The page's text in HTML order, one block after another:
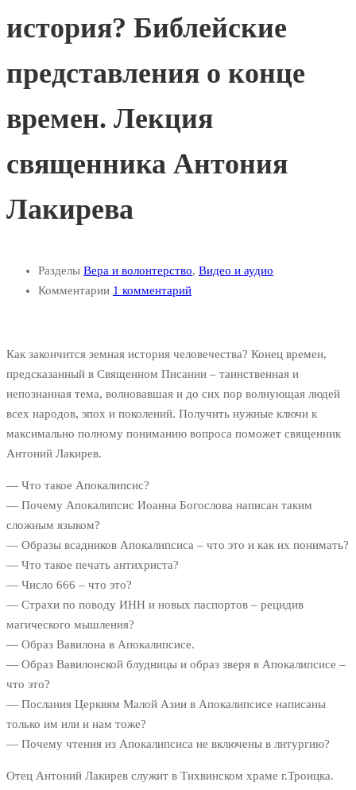
история? Библейские
представления о конце
времен. Лекция
священника Антония
Лакирева
Разделы Вера и волонтерство, Видео и аудио
Комментарии 1 комментарий
Как закончится земная история человечества? Конец времен,
предсказанный в Священном Писании – таинственная и
непознанная тема, волновавшая и до сих пор волнующая людей
всех народов, эпох и поколений. Получить нужные ключи к
максимально полному пониманию вопроса поможет священник
Антоний Лакирев.
— Что такое Апокалипсис?
— Почему Апокалипсис Иоанна Богослова написан таким
сложным языком?
— Образы всадников Апокалипсиса – что это и как их понимать?
— Что такое печать антихриста?
— Число 666 – что это?
— Страхи по поводу ИНН и новых паспортов – рецидив
магического мышления?
— Образ Вавилона в Апокалипсисе.
— Образ Вавилонской блудницы и образ зверя в Апокалипсисе –
что это?
— Послания Церквям Малой Азии в Апокалипсисе написаны
только им или и нам тоже?
— Почему чтения из Апокалипсиса не включены в литургию?
Отец Антоний Лакирев служит в Тихвинском храме г.Троицка.